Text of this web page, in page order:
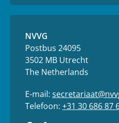
NVVG
Postbus 24095
3502 MB Utrecht
The Netherlands
E-mail:
Telefoon: +31 30 686 87